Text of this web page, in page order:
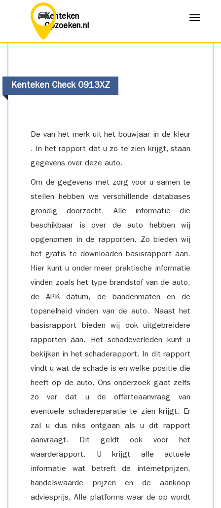
Kenteken
Opzoeken.nl
Menu
Kenteken Check 0913XZ
De van het merk uit het bouwjaar in de kleur
. In het rapport dat u zo te zien krijgt, staan
gegevens over deze auto.
Om de gegevens met zorg voor u samen te
stellen hebben we verschillende databases
grondig doorzocht. Alle informatie die
beschikbaar is over de auto hebben wij
opgenomen in de rapporten. Zo bieden wij
het gratis te downloaden basisrapport aan.
Hier kunt u onder meer praktische informatie
vinden zoals het type brandstof van de auto,
de APK datum, de bandenmaten en de
topsnelheid vinden van de auto. Naast het
basisrapport bieden wij ook uitgebreidere
rapporten aan. Het schadeverleden kunt u
bekijken in het schaderapport. In dit rapport
vindt u wat de schade is en welke positie die
heeft op de auto. Ons onderzoek gaat zelfs
zo ver dat u de offerteaanvraag van
eventuele schadereparatie te zien krijgt. Er
zal u dus niks ontgaan als u dit rapport
aanvraagt. Dit geldt ook voor het
waarderapport. U krijgt alle actuele
informatie wat betreft de internetprijzen,
handelswaarde prijzen en de aankoop
adviesprijs. Alle platforms waar de op wordt